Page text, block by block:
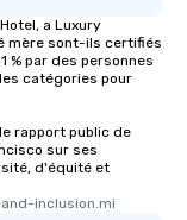
a Luxury
mère sont-ils certifiés
% par des personnes
catégories pour
rapport public de
sur ses
d'équité et
inclusion.mi